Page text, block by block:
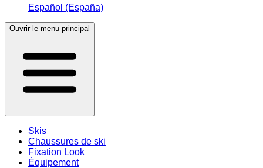
Español (España)
Ouvrir le menu principal
Skis
Chaussures de ski
Fixation Look
Équipement